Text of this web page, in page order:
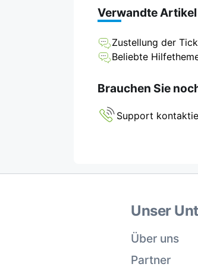
Verwandte Artikel
Zustellung der
Beliebte
Brauchen Sie
Support
Unser
Über uns
Partner